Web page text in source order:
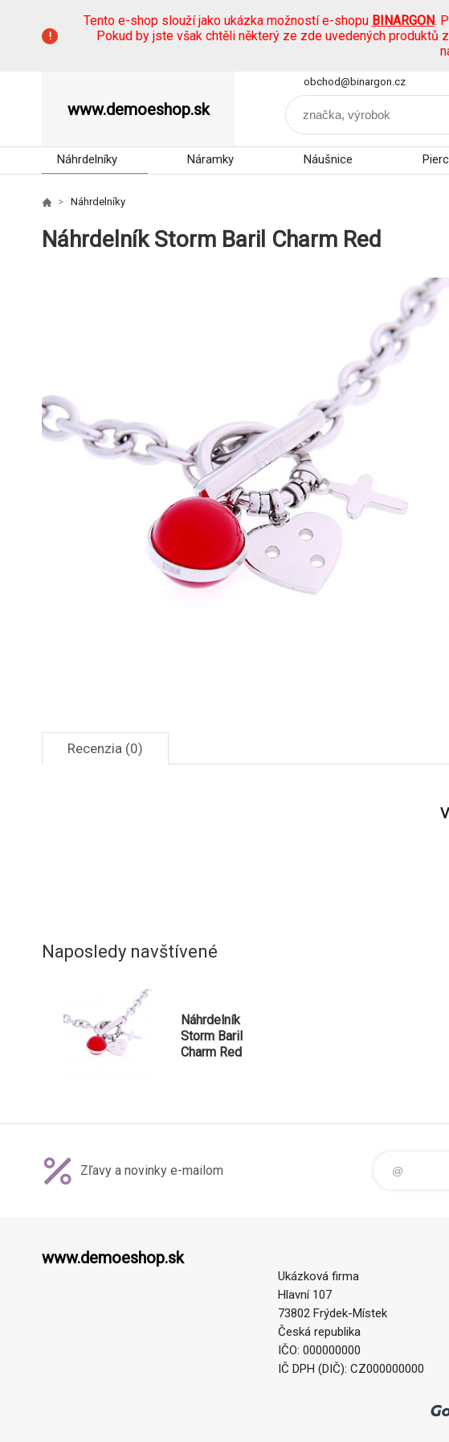
Tento e-shop slouží jako ukázka možností e-shopu BINARGON.
Pokud by jste však chtěli některý ze zde uvedených produktů
www.demoeshop.sk
obchod@binargon.cz
Náhrdelníky Náramky Náušnice
Náhrdelníky
Náhrdelník Storm Baril Charm Red
Recenzia (0)
Naposledy navštívené
Náhrdelník
Storm Baril
Charm Red
Zľavy a novinky e-mailom
www.demoeshop.sk
Ukázková firma
Hlavní 107
73802 Frýdek-Místek
Česká republika
IČO: 000000000
IČ DPH (DIČ): CZ000000000